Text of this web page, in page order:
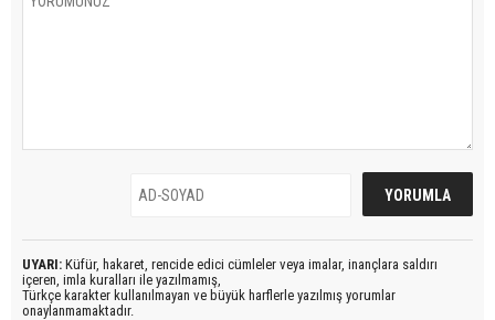
UYARI: Küfür, hakaret, rencide edici cümleler veya imalar, inançlara saldırı
içeren, imla kuralları ile yazılmamış,
Türkçe karakter kullanılmayan ve büyük harflerle yazılmış yorumlar
onaylanmamaktadır.